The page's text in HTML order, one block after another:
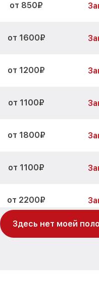
от 850₽
от 1600₽
от 1200₽
от 1100₽
от 1800₽
от 1100₽
от 2200₽
от 3450₽
Здесь нет моей